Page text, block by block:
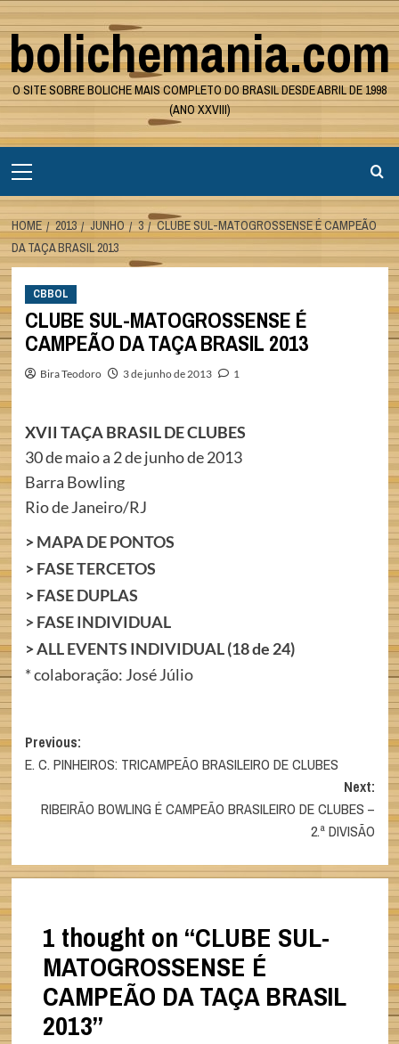
Skip
to
content
bolichemania.com
O SITE SOBRE BOLICHE MAIS COMPLETO DO BRASIL DESDE ABRIL DE 1998
(ANO XXVIII)
Menu
HOME 2013 JUNHO 3
CLUBE SUL-MATOGROSSENSE É CAMPEÃO
DA TAÇA BRASIL 2013
CBBOL
CLUBE SUL-MATOGROSSENSE É
CAMPEÃO DA TAÇA BRASIL 2013
Bira Teodoro 3 de junho de 2013 1
XVII TAÇA BRASIL DE CLUBES
30 de maio a 2 de junho de 2013
Barra Bowling
Rio de Janeiro/RJ
> MAPA DE PONTOS
> FASE TERCETOS
> FASE DUPLAS
> FASE INDIVIDUAL
>ALL EVENTS INDIVIDUAL (18 de 24)
* colaboração: José Júlio
Post
navigation
Previous:
E. C. PINHEIROS: TRICAMPEÃO BRASILEIRO DE CLUBES
Next:
RIBEIRÃO BOWLING É CAMPEÃO BRASILEIRO DE CLUBES –
2.ª DIVISÃO
1 thought on “CLUBE SUL-
MATOGROSSENSE É
CAMPEÃO DA TAÇA BRASIL
2013”